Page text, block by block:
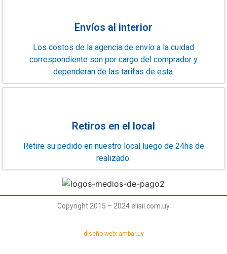
Envíos al interior
Los costos de la agencia de envío a la cuidad
correspondiente son por cargo del comprador y
dependeran de las tarifas de esta.
Retiros en el local
Retire su pedido en nuestro local luego de 24hs de
realizado.
Copyright 2015 – 2024 elisil.com.uy
diseño web: ambar.uy